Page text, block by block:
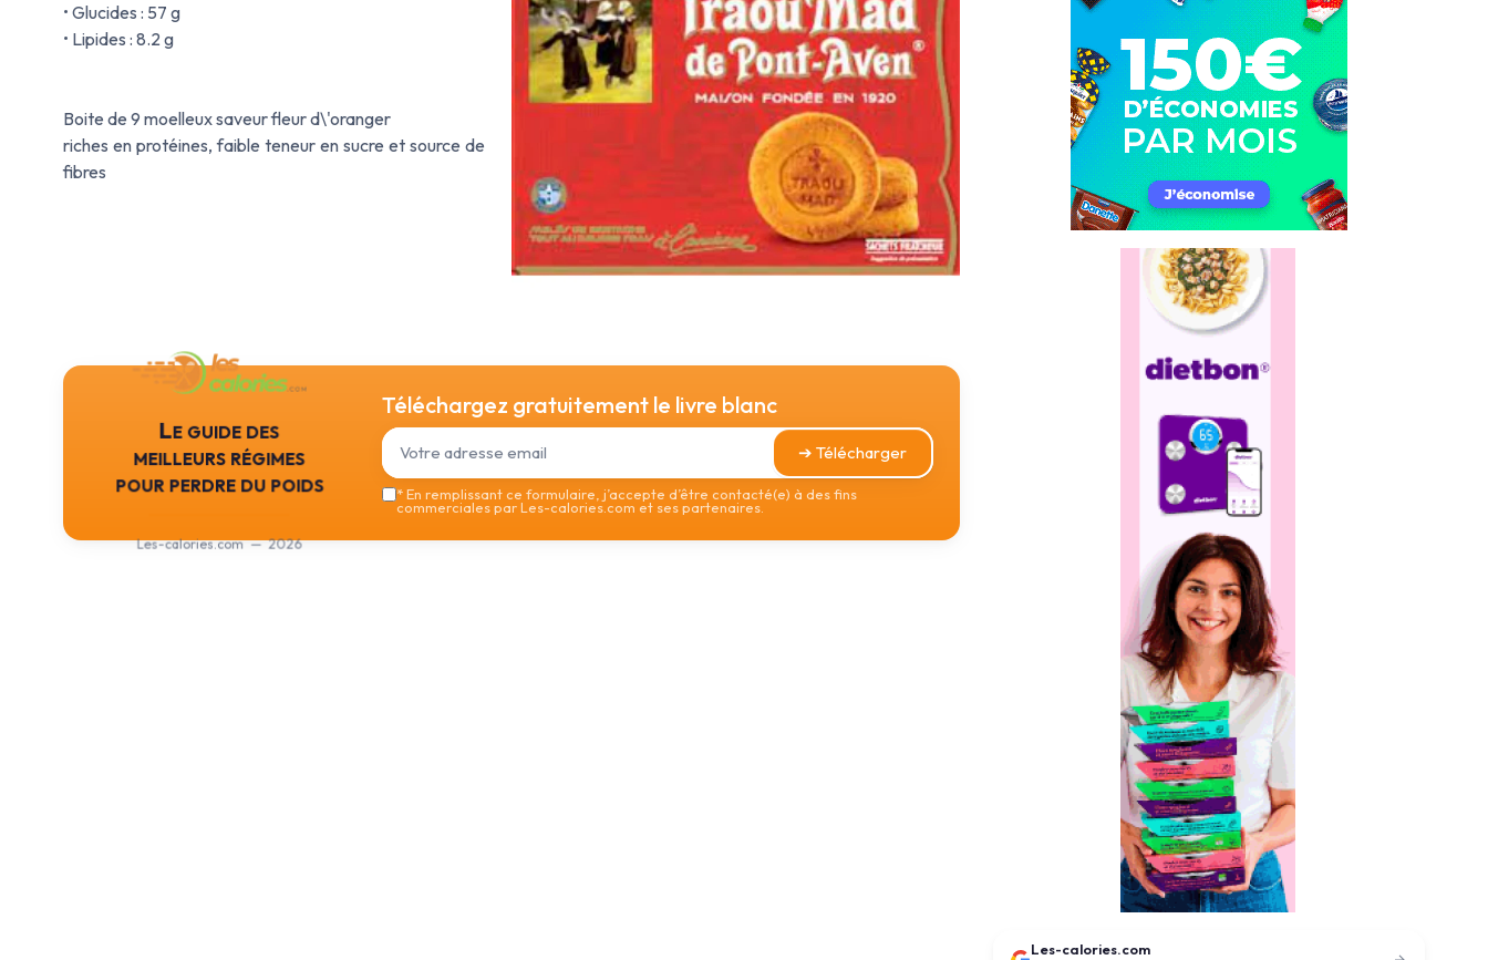
• Glucides : 57 g
• Lipides : 8.2 g
Boite de 9 moelleux saveur fleur d\'oranger
riches en protéines, faible teneur en sucre et source de
fibres
Le guide des
meilleurs régimes
pour perdre du poids
Les-calories.com — 2026
Téléchargez gratuitement le livre blanc
➔ Télécharger
*En remplissant ce formulaire, j’accepte d’être contacté(e) à des fins
commerciales par Les-calories.com et ses partenaires.
Les-calories.com